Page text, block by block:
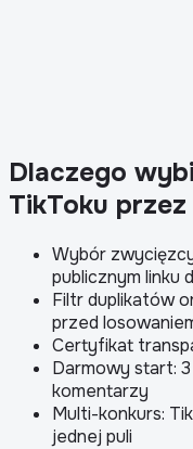
Dlaczego
TikToku przez
Wybór
publicznym linku
Filtr duplikatów
przed
Certyfikat
Darmowy start:
komentarzy
Multi-konkurs:
jednej puli